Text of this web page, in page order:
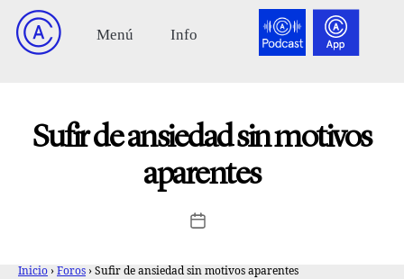
Sufir de ansiedad sin motivos
aparentes
Inicio › Foros › Sufir de ansiedad sin motivos aparentes